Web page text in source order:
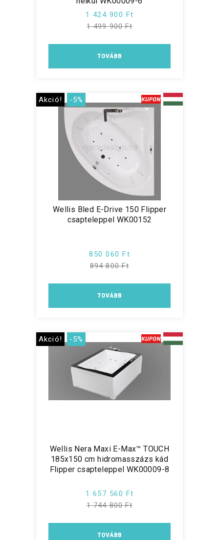
1 424 900 Ft
1 499 900 Ft
TOVÁBB
Akció! -5%
Wellis Bled E-Drive 150 Flipper
csapteleppel WK00152
850 060 Ft
894 800 Ft
TOVÁBB
Akció! -5%
Wellis Nera Maxi E-Max™ TOUCH
185x150 cm hidromasszázs kád
Flipper csapteleppel WK00009-8
1 657 560 Ft
1 744 800 Ft
TOVÁBB